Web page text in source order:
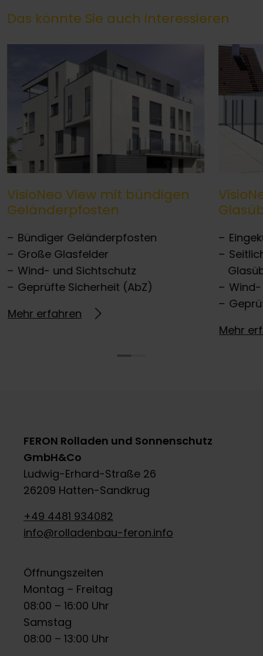
Das könnte Sie auch interessieren
VisioNeo View mit bündigen
Geländerpfosten
Bündiger Geländerpfosten
Große Glasfelder
Wind- und Sichtschutz
Geprüfte Sicherheit (AbZ)
Mehr erfahren
Mehr
FERON Rolladen und Sonnenschutz
GmbH&Co
Ludwig-Erhard-Straße 26
26209 Hatten-Sandkrug
+49 4481 934082
info@rolladenbau-feron.info
Öffnungszeiten
Montag – Freitag
08:00 – 16:00 Uhr
Samstag
08:00 – 13:00 Uhr